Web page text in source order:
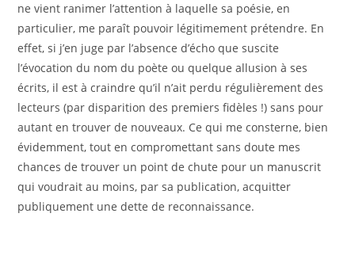
ne vient ranimer l’attention à laquelle sa poésie, en
particulier, me paraît pouvoir légitimement prétendre. En
effet, si j’en juge par l’absence d’écho que suscite
l’évocation du nom du poète ou quelque allusion à ses
écrits, il est à craindre qu’il n’ait perdu régulièrement des
lecteurs (par disparition des premiers fidèles !) sans pour
autant en trouver de nouveaux. Ce qui me consterne, bien
évidemment, tout en compromettant sans doute mes
chances de trouver un point de chute pour un manuscrit
qui voudrait au moins, par sa publication, acquitter
publiquement une dette de reconnaissance.